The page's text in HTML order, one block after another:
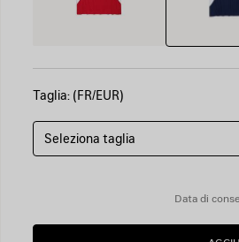
Taglia: (FR/EUR)
Seleziona taglia
Data di